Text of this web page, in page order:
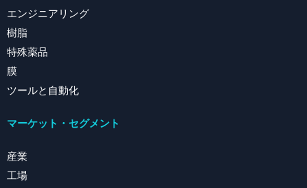
エンジニアリング
樹脂
特殊薬品
膜
ツールと自動化
マーケット・セグメント
産業
工場